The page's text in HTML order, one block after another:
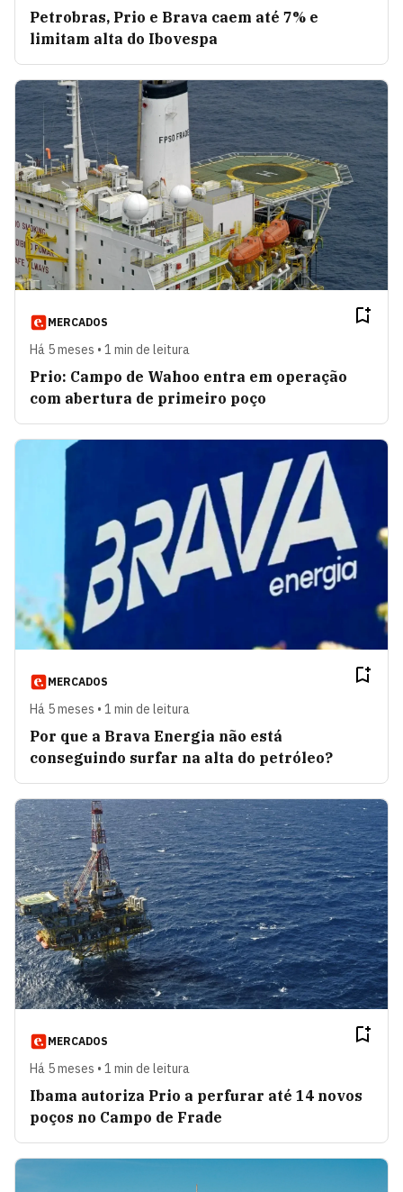
Petrobras, Prio e Brava caem até 7% e
limitam alta do Ibovespa
MERCADOS
Há 5 meses • 1 min de leitura
Prio: Campo de Wahoo entra em operação
com abertura de primeiro poço
MERCADOS
Há 5 meses • 1 min de leitura
Por que a Brava Energia não está
conseguindo surfar na alta do petróleo?
MERCADOS
Há 5 meses • 1 min de leitura
Ibama autoriza Prio a perfurar até 14 novos
poços no Campo de Frade